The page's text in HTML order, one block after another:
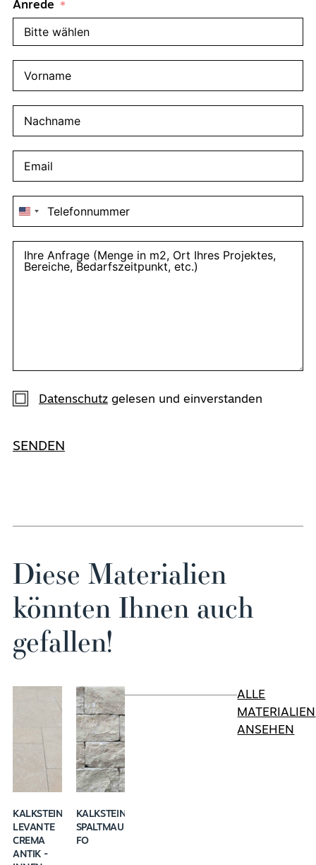
Anrede
United
+1
Datenschutz gelesen und einverstanden
SENDEN
Diese Materialien
könnten Ihnen auch
gefallen!
KALKSTEIN
LEVANTE
CREMA
ANTIK -
KALKSTEIN K 242
SPALTMAUERWERK
FO
ALLE
MATERIALIEN
ANSEHEN